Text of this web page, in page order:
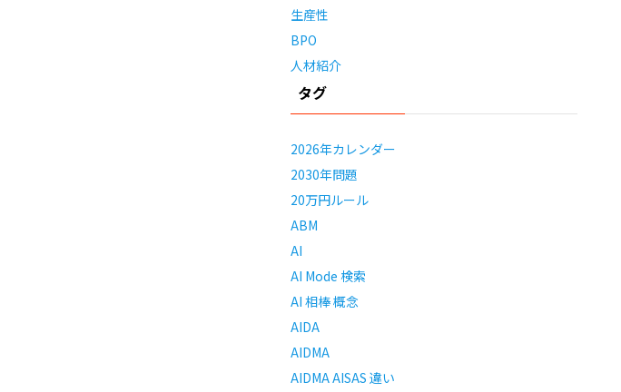
生産性
BPO
人材紹介
タグ
2026年カレンダー
2030年問題
20万円ルール
ABM
AI
AI Mode 検索
AI 相棒 概念
AIDA
AIDMA
AIDMA AISAS 違い